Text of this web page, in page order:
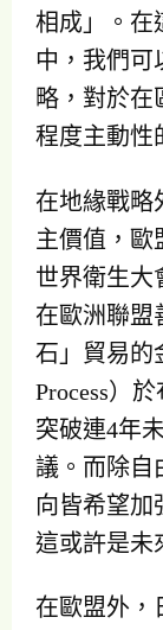
相成」。在
中，我們可
略，對於在
程度主動性
在地緣戰略
主價值，歐
世界衛生大
在歐洲聯盟
石」貿易的
Process）
突破連4年
議。而除自
向皆希望加
這或許是未
在歐盟外，